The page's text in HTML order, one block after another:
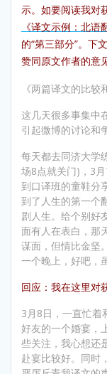
示。如要阅读我对
《译文示例：北语
的“第三部分”。下
赞同原文作者的意
《两篇译文的比较
这几天很多事集中
引起微博的讨论和
每天都去同济大学
场8点就关门)，3
到口译班的童鞋分
到了人生的第一个
剧人生。给个别好
面有人在表白，那
谋面，但情比金坚
一个晚上，好吧，
回应：我在这里对
3月8日，一直忙着
好友的一个婚宴，
些关注，我心想还
赴宴比较好。同时